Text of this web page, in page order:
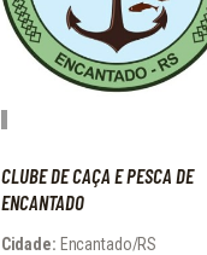
CLUBE DE CAÇA E PESCA DE
ENCANTADO
Cidade: Encantado/RS